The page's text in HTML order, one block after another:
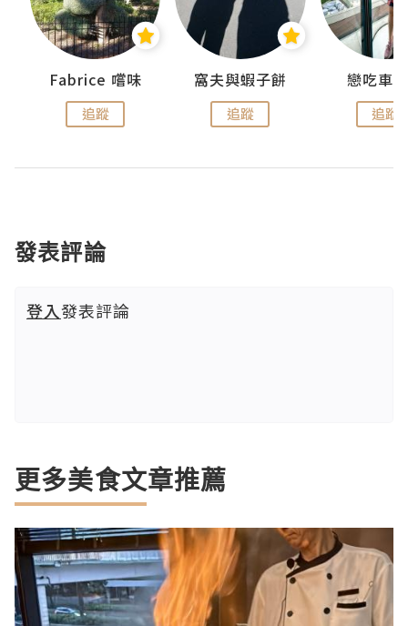
Fabrice 嚐味
追蹤
窩夫與蝦子餅
追蹤
戀吃車
追蹤
發表評論
登入發表評論
更多美食文章推薦